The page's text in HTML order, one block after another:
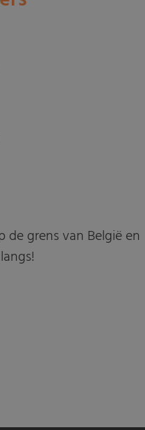
grens van België en